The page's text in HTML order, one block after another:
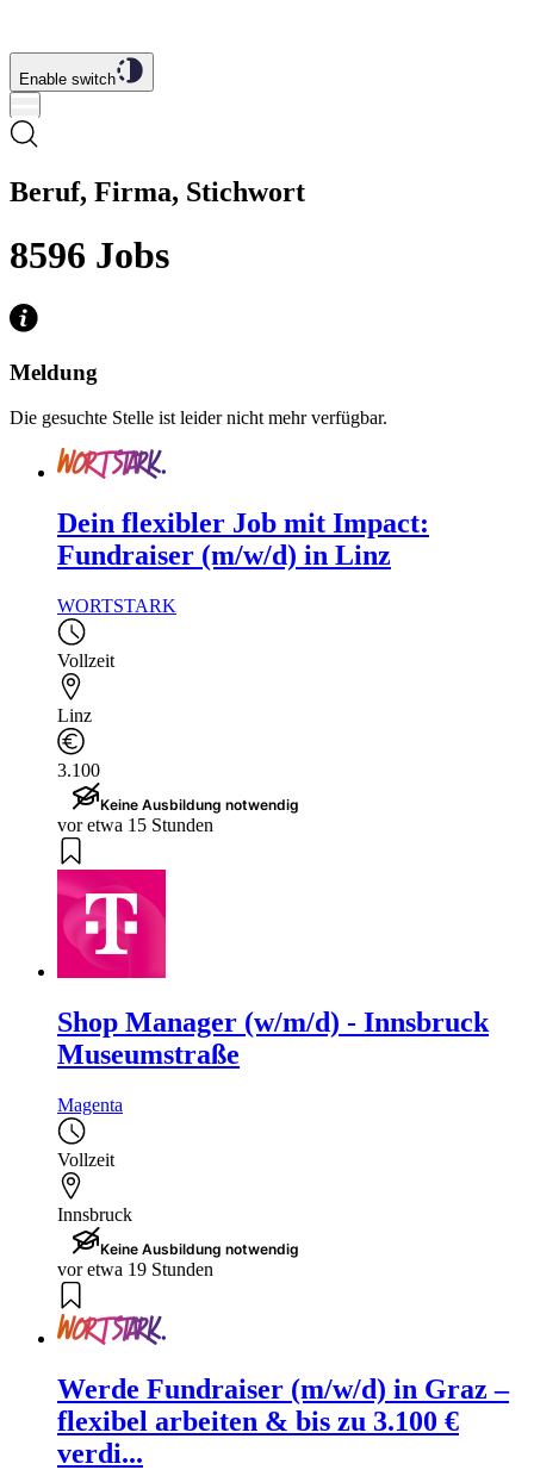
Enable switch
Beruf, Firma, Stichwort
8596 Jobs
Meldung
Die gesuchte Stelle ist leider nicht mehr verfügbar.
Dein flexibler Job mit Impact:
Fundraiser (m/w/d) in Linz
WORTSTARK
Vollzeit
Linz
3.100
Keine Ausbildung notwendig
vor etwa 15 Stunden
Shop Manager (w/m/d) - Innsbruck
Museumstraße
Magenta
Vollzeit
Innsbruck
Keine Ausbildung notwendig
vor etwa 19 Stunden
Werde Fundraiser (m/w/d) in Graz –
flexibel arbeiten & bis zu 3.100 €
verdi...